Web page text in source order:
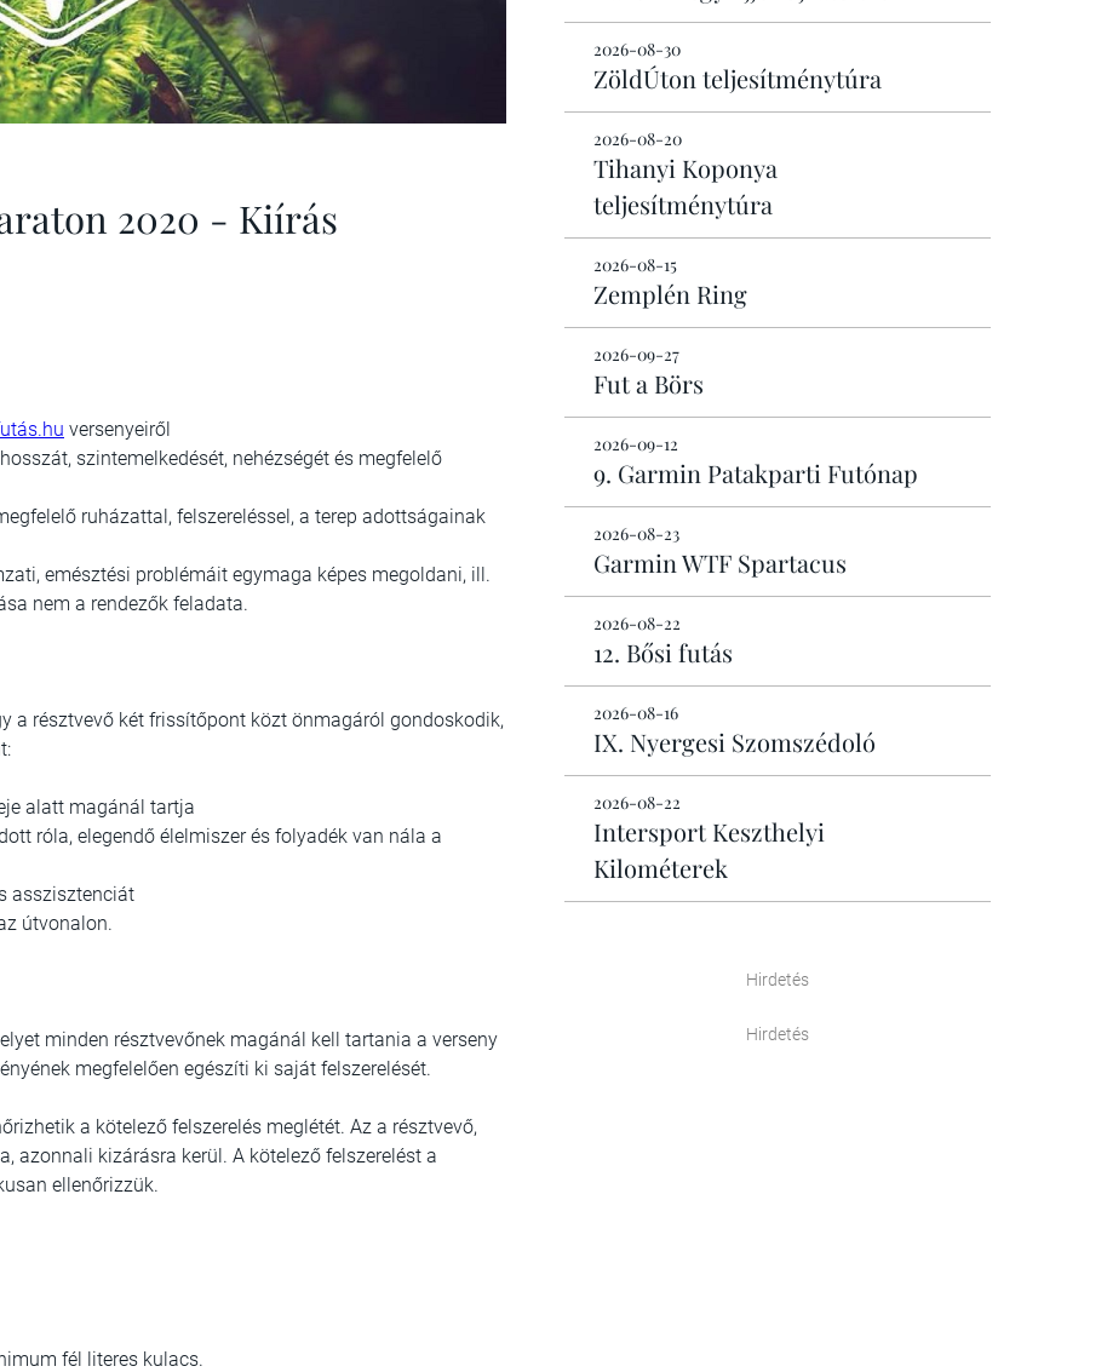
2020 - Kiírás
versenyeiről
szintemelkedését, nehézségét és megfelelő
ruházattal, felszereléssel, a terep adottságainak
emésztési problémáit egymaga képes megoldani, ill.
nem a rendezők feladata.
a résztvevő két frissítőpont közt önmagáról gondoskodik,
alatt magánál tartja
róla, elegendő élelmiszer és folyadék van nála a
asszisztenciát
útvonalon.
minden résztvevőnek magánál kell tartania a verseny
megfelelően egészíti ki saját felszerelését.
a kötelező felszerelés meglétét. Az a résztvevő,
azonnali kizárásra kerül. A kötelező felszerelést a
ellenőrizzük.
fél literes kulacs.
2026-08-30
ZöldÚton teljesítménytúra
2026-08-20
Tihanyi Koponya
teljesítménytúra
2026-08-15
Zemplén Ring
2026-09-27
Fut a Börs
2026-09-12
9. Garmin Patakparti Futónap
2026-08-23
Garmin WTF Spartacus
2026-08-22
12. Bősi futás
2026-08-16
IX. Nyergesi Szomszédoló
2026-08-22
Intersport Keszthelyi
Kilométerek
Hirdetés
Hirdetés